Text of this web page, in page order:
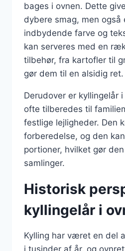
bages i ovnen. Dette
dybere smag, men også
indbydende farve og
kan serveres med en
tilbehør, fra kartofler til
gør dem til en alsidig ret.
Derudover er kyllingelår
ofte tilberedes til
festlige lejligheder. Den
forberedelse, og den
portioner, hvilket gør
samlinger.
Historisk
kyllingelår i
Kylling har været en del
i tusinder af år, og